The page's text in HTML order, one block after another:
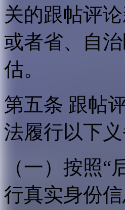
关的跟帖评
或者省、自
估。
第五条 跟帖
法履行以下义
（一）按照
行真实身份